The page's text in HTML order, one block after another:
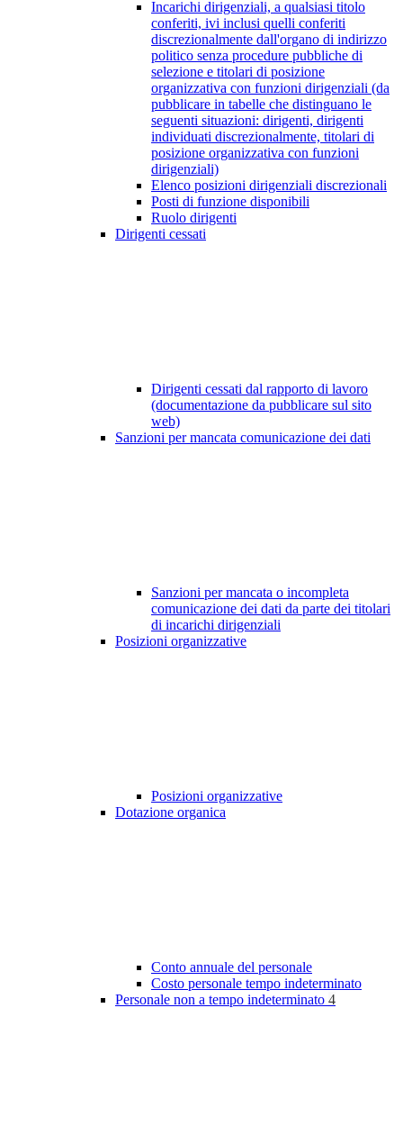
Incarichi dirigenziali, a qualsiasi titolo
conferiti, ivi inclusi quelli conferiti
discrezionalmente dall'organo di indirizzo
politico senza procedure pubbliche di
selezione e titolari di posizione
organizzativa con funzioni dirigenziali (da
pubblicare in tabelle che distinguano le
seguenti situazioni: dirigenti, dirigenti
individuati discrezionalmente, titolari di
posizione organizzativa con funzioni
dirigenziali)
Elenco posizioni dirigenziali discrezionali
Posti di funzione disponibili
Ruolo dirigenti
Dirigenti cessati
Dirigenti cessati dal rapporto di lavoro
(documentazione da pubblicare sul sito
web)
Sanzioni per mancata comunicazione dei dati
Sanzioni per mancata o incompleta
comunicazione dei dati da parte dei titolari
di incarichi dirigenziali
Posizioni organizzative
Posizioni organizzative
Dotazione organica
Conto annuale del personale
Costo personale tempo indeterminato
Personale non a tempo indeterminato 4